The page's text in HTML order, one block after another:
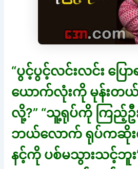
“ပွင့်ပွင့်လင်းလင်း ပြေ
ယောက်လုံးကို မုန်းတယ်
လို့?” “သူ့ရုပ်ကို ကြည့်ဦ
ဘယ်လောက် ရုပ်ကဆိုး
နင့်ကို ပစ်မသွားသင့်ဘူး”